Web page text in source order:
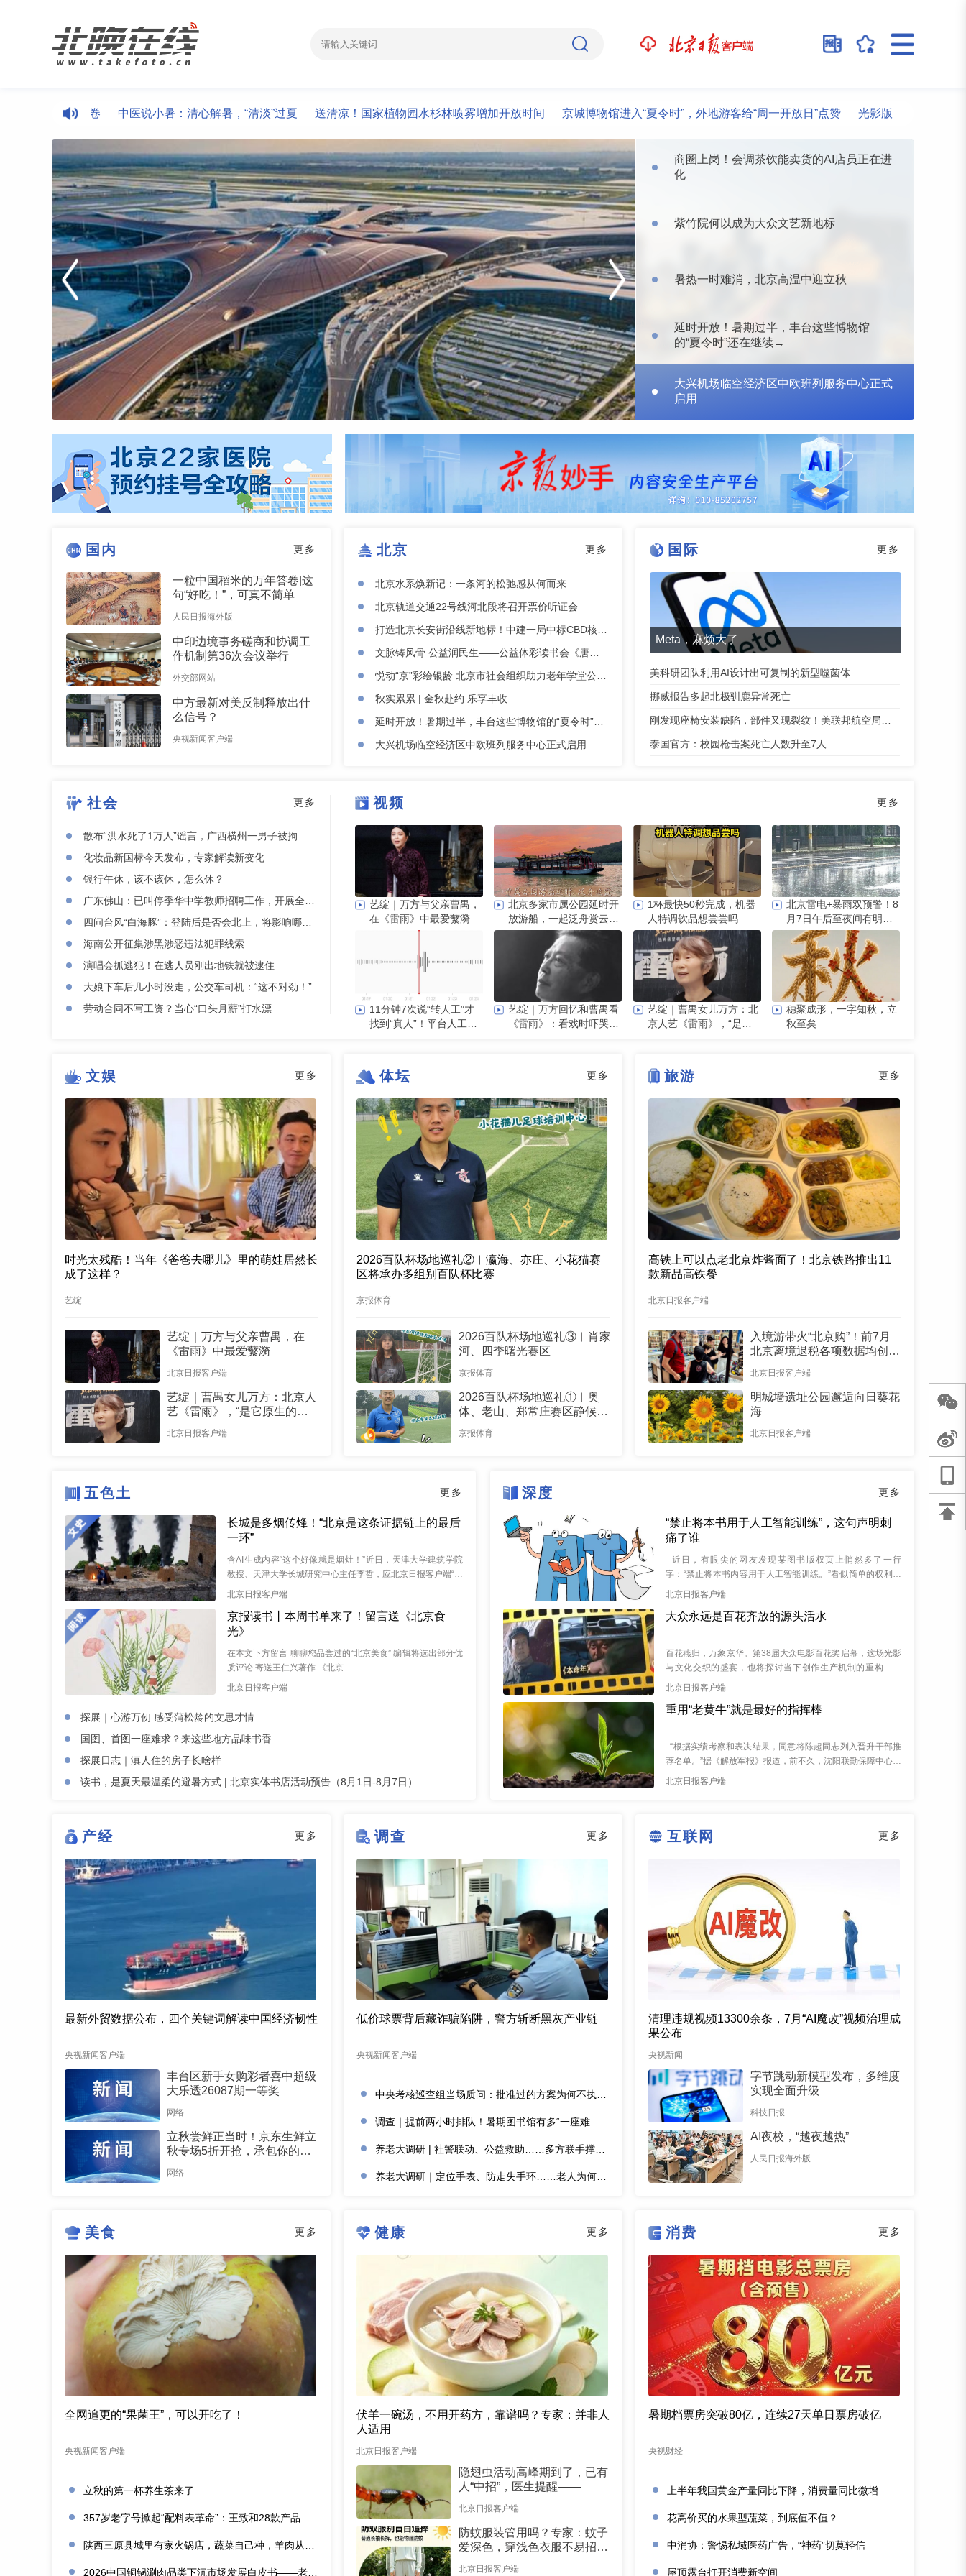
帮扶新答卷 中医说小暑：清心解暑，“清淡”过夏 送清凉！国家植物园水杉林喷雾增加开放时间 京城博物馆进入“夏令时”，外地游客给“周一开放日”点赞 光影版乾隆花园邀观众沉浸
商圈上岗！会调茶饮能卖货的AI店员正在进
化
紫竹院何以成为大众文艺新地标
暑热一时难消，北京高温中迎立秋
延时开放！暑期过半，丰台这些博物馆
的“夏令时”还在继续→
大兴机场临空经济区中欧班列服务中心正式
启用
国内 更多
一粒中国稻米的万年答卷|这
句“好吃！”，可真不简单
人民日报海外版
中印边境事务磋商和协调工
作机制第36次会议举行
外交部网站
中方最新对美反制释放出什
么信号？
央视新闻客户端
北京 更多
北京水系焕新记：一条河的松弛感从何而来
北京轨道交通22号线河北段将召开票价听证会
秋实累累 | 金秋赴约 乐享丰收
大兴机场临空经济区中欧班列服务中心正式启用
国际 更多
Meta，麻烦大了
美科研团队利用AI设计出可复制的新型噬菌体
挪威报告多起北极驯鹿异常死亡
泰国官方：校园枪击案死亡人数升至7人
社会 更多
散布“洪水死了1万人”谣言，广西横州一男子被拘
化妆品新国标今天发布，专家解读新变化
银行午休，该不该休，怎么休？
海南公开征集涉黑涉恶违法犯罪线索
演唱会抓逃犯！在逃人员刚出地铁就被逮住
大娘下车后几小时没走，公交车司机：“这不对劲！”
劳动合同不写工资？当心“口头月薪”打水漂
视频 更多
艺绽｜万方与父亲曹禺，
在《雷雨》中最爱蘩漪
北京多家市属公园延时开
放游船，一起泛舟赏云
霞！
1杯最快50秒完成，机器
人特调饮品想尝尝吗
北京雷电+暴雨双预警！8
月7日午后至夜间有明显
雷雨，六区升级暴雨黄色
预警
11分钟7次说“转人工”才
找到“真人”！平台人工客
艺绽｜万方回忆和曹禺看
《雷雨》：看戏时吓哭，
艺绽｜曹禺女儿万方：北
京人艺《雷雨》，“是它
穗聚成形，一字知秋，立
秋至矣
文娱 更多
时光太残酷！当年《爸爸去哪儿》里的萌娃居然长
成了这样？
艺绽
艺绽｜万方与父亲曹禺，在
《雷雨》中最爱蘩漪
北京日报客户端
艺绽｜曹禺女儿万方：北京人
艺《雷雨》，“是它原生的样
北京日报客户端
体坛 更多
2026百队杯场地巡礼②︱瀛海、亦庄、小花猫赛
区将承办多组别百队杯比赛
京报体育
2026百队杯场地巡礼③︱肖家
河、四季曙光赛区
京报体育
2026百队杯场地巡礼①︱奥
体、老山、郑常庄赛区静候百
京报体育
旅游 更多
高铁上可以点老北京炸酱面了！北京铁路推出11
款新品高铁餐
北京日报客户端
入境游带火“北京购”！前7月
北京离境退税各项数据均创新
北京日报客户端
明城墙遗址公园邂逅向日葵花
海
北京日报客户端
五色土 更多
长城是多烟传烽！“北京是这条证据链上的最后
一环”
含AI生成内容“这个好像就是烟灶！”近日，天津大学建筑学院
教授、天津大学长城研究中心主任李哲，应北京日报客户端“长
城有故事”短视频栏目邀请，来到密云区司马台长城景区拍
北京日报客户端
京报读书丨本周书单来了！留言送《北京食
光》
在本文下方留言 聊聊您品尝过的“北京美食” 编辑将选出部分优
质评论 寄送王仁兴著作 《北京...
北京日报客户端
探展｜心游万仞 感受蒲松龄的文思才情
国图、首图一座难求？来这些地方品味书香……
探展日志｜滇人住的房子长啥样
读书，是夏天最温柔的避暑方式 | 北京实体书店活动预告（8月1日-8月7日）
深度 更多
“禁止将本书用于人工智能训练”，这句声明刺
痛了谁
近日，有眼尖的网友发现某图书版权页上悄然多了一行
字：“禁止将本书内容用于人工智能训练。”看似简单的权利声
北京日报客户端
大众永远是百花齐放的源头活水
百花燕归，万象京华。第38届大众电影百花奖启幕，这场光影
与文化交织的盛宴，也将探讨当下创作生产机制的重构与完
北京日报客户端
重用“老黄牛”就是最好的指挥棒
“根据实绩考察和表决结果，同意将陈超同志列入晋升干部推
荐名单。”据《解放军报》报道，前不久，沈阳联勤保障中心某
仓库党组织做出上述决议。该仓库众所周知的...
北京日报客户端
产经 更多
最新外贸数据公布，四个关键词解读中国经济韧性
央视新闻客户端
丰台区新手女购彩者喜中超级
大乐透26087期一等奖
网络
立秋尝鲜正当时！京东生鲜立
秋专场5折开抢，承包你的秋
网络
调查 更多
低价球票背后藏诈骗陷阱，警方斩断黑灰产业链
央视新闻客户端
互联网 更多
清理违规视频13300余条，7月“AI魔改”视频治理成
果公布
央视新闻
字节跳动新模型发布，多维度
实现全面升级
科技日报
AI夜校，“越夜越热”
人民日报海外版
美食 更多
全网追更的“果菌王”，可以开吃了！
央视新闻客户端
立秋的第一杯养生茶来了
健康 更多
伏羊一碗汤，不用开药方，靠谱吗？专家：并非人
人适用
北京日报客户端
隐翅虫活动高峰期到了，已有
人“中招”，医生提醒——
北京日报客户端
防蚊服装管用吗？专家：蚊子
爱深色，穿浅色衣服不易招蚊
北京日报客户端
消费 更多
暑期档票房突破80亿，连续27天单日票房破亿
央视财经
上半年我国黄金产量同比下降，消费量同比微增
花高价买的水果型蔬菜，到底值不值？
中消协：警惕私域医药广告，“神药”切莫轻信
屋顶露台打开消费新空间